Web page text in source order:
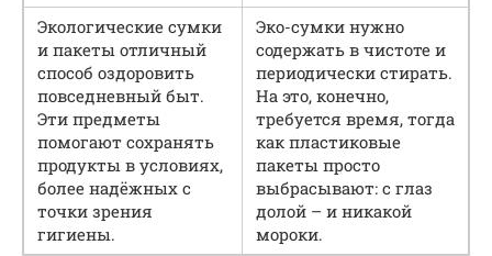
Экологические сумки
и пакеты отличный
способ оздоровить
повседневный быт.
Эти предметы
помогают сохранять
продукты в условиях,
более надёжных с
точки зрения
гигиены.
Эко-сумки нужно
содержать в чистоте и
периодически стирать.
На это, конечно,
требуется время, тогда
как пластиковые
пакеты просто
выбрасывают: с глаз
долой – и никакой
мороки.